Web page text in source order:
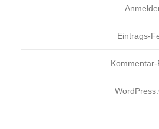
Eintrags-
Kommentar-